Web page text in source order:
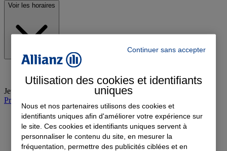
Voir les horaires
Jeudi
09:00-12:30, 14:00-18:00
Prendre rendez-vous à l'agence
Continuer sans accepter
Utilisation des cookies et identifiants
uniques
Nous et nos partenaires utilisons des cookies et
identifiants uniques afin d'améliorer votre expérience sur
le site. Ces cookies et identifiants uniques servent à
personnaliser le contenu du site, en mesurer la
fréquentation, permettre des publicités ciblées et en